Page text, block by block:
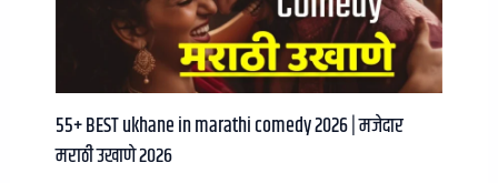
55+ BEST ukhane in marathi comedy 2026 | मजेदार
मराठी उखाणे २०२६